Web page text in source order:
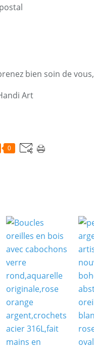
bien soin de vous,
Art
0